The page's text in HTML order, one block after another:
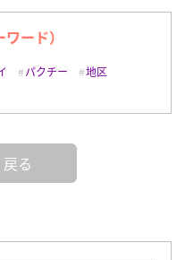
ード）
パクチー
地区
戻る